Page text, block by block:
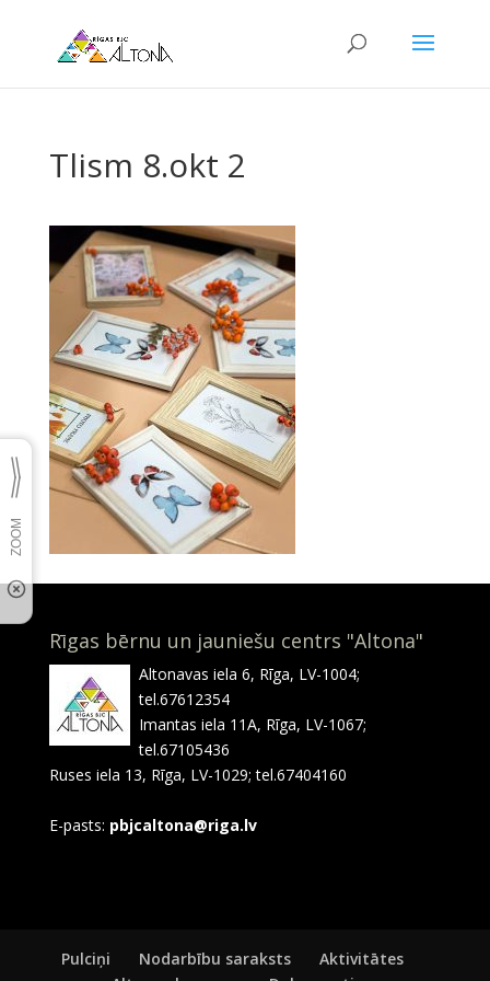
Tlism 8.okt 2
Rīgas bērnu un jauniešu centrs "Altona"
Altonavas iela 6, Rīga, LV-1004;
tel.67612354
Imantas iela 11A, Rīga, LV-1067;
tel.67105436
Ruses iela 13, Rīga, LV-1029; tel.67404160
E-pasts: pbjcaltona@riga.lv
Pulciņi Nodarbību saraksts
Aktivitātes